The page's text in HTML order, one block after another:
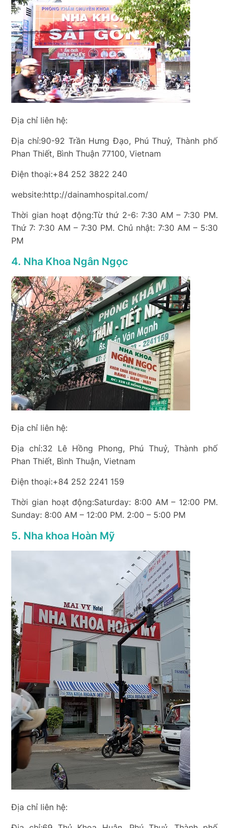
Địa chỉ liên hệ:
Địa chỉ:90-92 Trần Hưng Đạo, Phú Thuỷ, Thành phố
Phan Thiết, Bình Thuận 77100, Vietnam
Điện thoại:+84 252 3822 240
website:http://dainamhospital.com/
Thời gian hoạt động:Từ thứ 2-6: 7:30 AM – 7:30 PM.
Thứ 7: 7:30 AM – 7:30 PM. Chủ nhật: 7:30 AM – 5:30
PM
4. Nha Khoa Ngân Ngọc
Địa chỉ liên hệ:
Địa chỉ:32 Lê Hồng Phong, Phú Thuỷ, Thành phố
Phan Thiết, Bình Thuận, Vietnam
Điện thoại:+84 252 2241 159
Thời gian hoạt động:Saturday: 8:00 AM – 12:00 PM.
Sunday: 8:00 AM – 12:00 PM. 2:00 – 5:00 PM
5. Nha khoa Hoàn Mỹ
Địa chỉ liên hệ: